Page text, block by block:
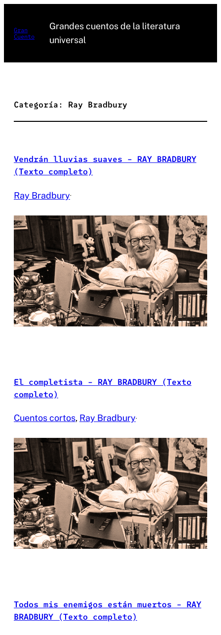
contenido
Gran
Cuento
Grandes cuentos de la literatura
universal
Categoría: Ray Bradbury
Vendrán lluvias suaves – RAY BRADBURY
(Texto completo)
Ray Bradbury·
El completista – RAY BRADBURY (Texto
completo)
Cuentos cortos, Ray Bradbury·
Todos mis enemigos están muertos – RAY
BRADBURY (Texto completo)